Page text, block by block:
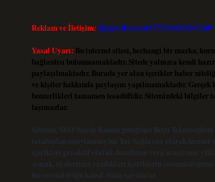
Reklam ve İletişim:Skype: live:.cid.575569c608265c69
Yasal Uyarı: Bu internet sitesi, herhangi bir marka,
bağlantısı bulunmamaktadır. Sitede yalnızca kendi
paylaşılmaktadır. Burada yer alan içerikler haber
ve kişiler hakkında paylaşım yapılmamaktadır.
benzerlikleri tamamen tesadüfidir. Sitemizdeki bilgiler
taşımazlar.
Sitemiz, 5651 Sayılı Kanun gereğince Bilgi
tarafından onaylanmış bir Yer Sağlayıcı olarak hizmet
içerikleri proaktif olarak denetleme veya araştırma
Ancak, üyelerimiz yazdıkları içeriklerin
bu sorumluluğu kabul etmiş sayılırlar.